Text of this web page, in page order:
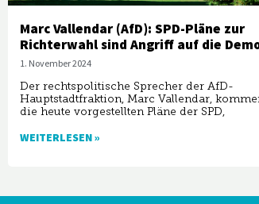
Marc Vallendar (AfD): SPD-Pläne zur
Richterwahl sind Angriff auf die
1. November 2024
Der rechtspolitische Sprecher der AfD-
Hauptstadtfraktion, Marc Vallendar,
die heute vorgestellten Pläne der SPD,
WEITERLESEN »